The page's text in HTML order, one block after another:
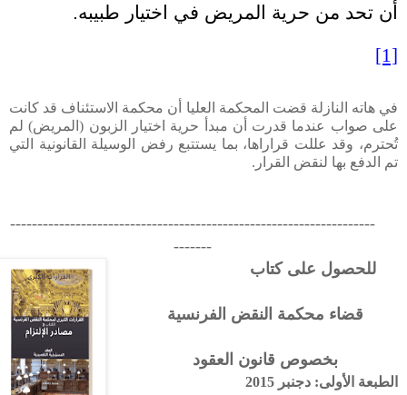
أن تحد من حرية المريض في اختيار طبيبه.
[1]
في هاته النازلة قضت المحكمة العليا أن محكمة الاستئناف قد كانت
على صواب عندما قدرت أن مبدأ حرية اختيار الزبون (المريض) لم
تُحترم، وقد عللت قراراها، بما يستتبع رفض الوسيلة القانونية التي
تم الدفع بها لنقض القرار.
-------------------------------------------------------------------
-------
للحصول على كتاب
قضاء محكمة النقض الفرنسية
بخصوص قانون العقود
الطبعة الأولى: دجنبر 2015